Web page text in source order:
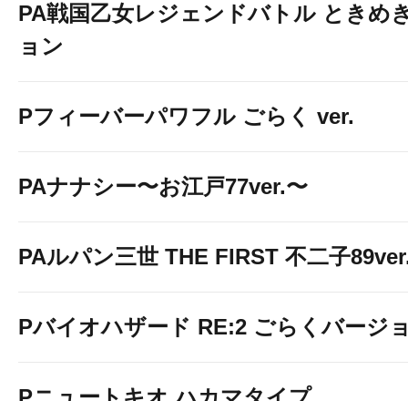
PA戦国乙女レジェンドバトル ときめ
ョン
Pフィーバーパワフル ごらく ver.
PAナナシー〜お江戸77ver.〜
PAルパン三世 THE FIRST 不二子
Pバイオハザード RE:2 ごらくバージ